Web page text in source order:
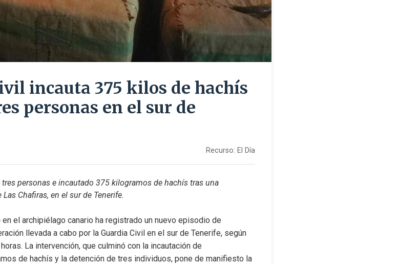
incauta 375 kilos de hachís
personas en el sur de
Recurso: El Día
personas e incautado 375 kilogramos de hachís tras una
Chafiras, en el sur de Tenerife.
el archipiélago canario ha registrado un nuevo episodio de
llevada a cabo por la Guardia Civil en el sur de Tenerife, según
La intervención, que culminó con la incautación de
de hachís y la detención de tres individuos, pone de manifiesto la